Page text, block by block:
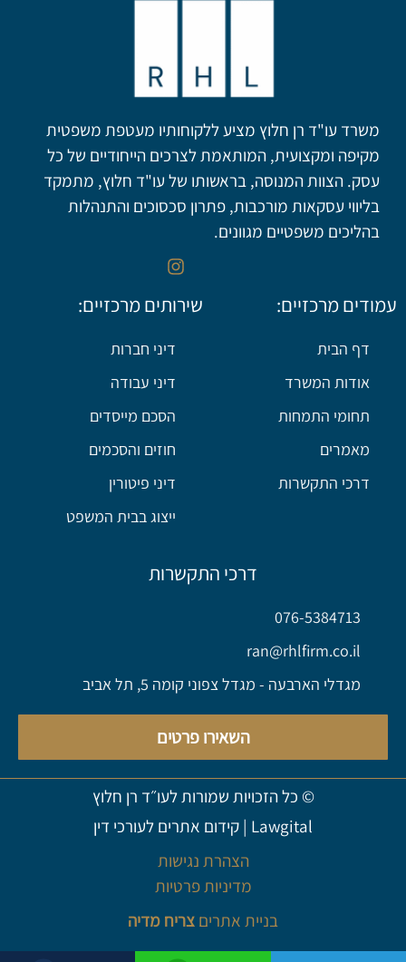
משרד עו"ד רן חלוץ מציע ללקוחותיו מעטפת משפטית
מקיפה ומקצועית, המותאמת לצרכים הייחודיים של כל
עסק. הצוות המנוסה, בראשותו של עו"ד חלוץ, מתמקד
בליווי עסקאות מורכבות, פתרון סכסוכים והתנהלות
בהליכים משפטיים מגוונים.
עמודים מרכזיים:
דף הבית
אודות המשרד
תחומי התמחות
מאמרים
דרכי התקשרות
שירותים מרכזיים:
דיני חברות
דיני עבודה
הסכם מייסדים
חוזים והסכמים
דיני פיטורין
ייצוג בבית המשפט
דרכי התקשרות
076-5384713
ran@rhlfirm.co.il
מגדלי הארבעה - מגדל צפוני קומה 5, תל אביב
השאירו פרטים
© כל הזכויות שמורות לעו״ד רן חלוץ
Lawgital
| קידום אתרים לעורכי דין
הצהרת נגישות
מדיניות פרטיות
בניית אתרים צריח מדיה